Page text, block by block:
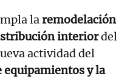
laremodelación
interiordel
actividad del
equipamientos y la